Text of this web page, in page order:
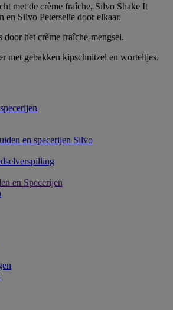
met de crème fraîche, Silvo Shake It
en Silvo Peterselie door elkaar.
door het crème fraîche-mengsel.
met gebakken kipschnitzel en worteltjes.
en specerijen Silvo
en Specerijen